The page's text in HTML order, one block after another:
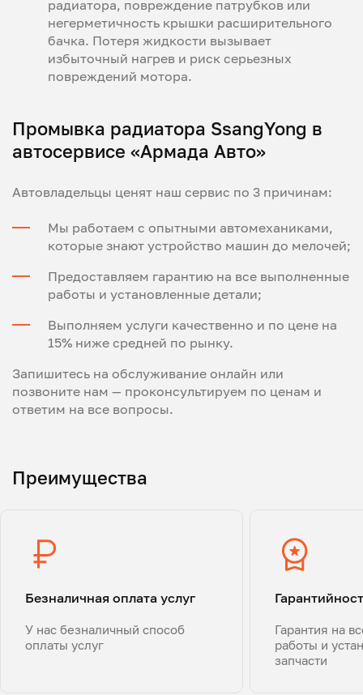
радиатора, повреждение патрубков или
негерметичность крышки расширительного
бачка. Потеря жидкости вызывает
избыточный нагрев и риск серьезных
повреждений мотора.
Промывка радиатора SsangYong в
автосервисе «Армада Авто»
Автовладельцы ценят наш сервис по 3 причинам:
Мы работаем с опытными автомеханиками,
которые знают устройство машин до мелочей;
Предоставляем гарантию на все выполненные
работы и установленные детали;
Выполняем услуги качественно и по цене на
15% ниже средней по рынку.
Запишитесь на обслуживание онлайн или
позвоните нам — проконсультируем по ценам и
ответим на все вопросы.
Преимущества
Безналичная оплата услуг
У нас безналичный способ
оплаты услуг
Гарантия на
работы и
запчасти